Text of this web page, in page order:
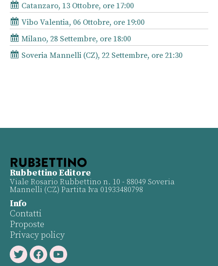
Catanzaro, 13 Ottobre, ore 17:00
Vibo Valentia, 06 Ottobre, ore 19:00
Milano, 28 Settembre, ore 18:00
Soveria Mannelli (CZ), 22 Settembre, ore 21:30
Rubbettino Editore
Viale Rosario Rubbettino n. 10 - 88049 Soveria
Mannelli (CZ) Partita Iva 01933480798
Info
Contatti
Proposte
Privacy policy
TwitterFacebookYoutube